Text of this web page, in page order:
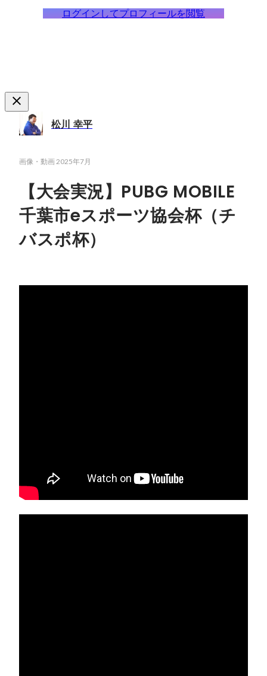
ログインしてプロフィールを閲覧
松川 幸平
画像・動画2025年7月
【大会実況】PUBG MOBILE
千葉市eスポーツ協会杯（チ
バスポ杯）